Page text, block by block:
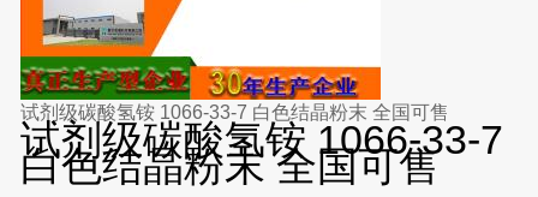
试剂级碳酸氢铵 1066-33-7 白色结晶粉末 全国可售
试剂级碳酸氢铵 1066-33-7
白色结晶粉末 全国可售